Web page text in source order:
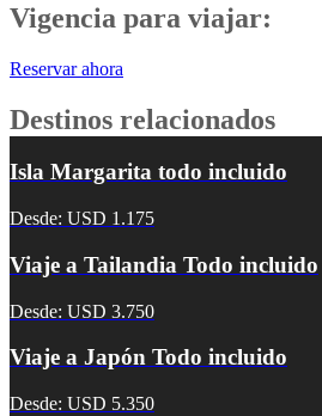
Vigencia para viajar:
Reservar ahora
Destinos relacionados
Isla Margarita todo incluido
Desde: USD 1.175
Viaje a Tailandia Todo incluido
Desde: USD 3.750
Viaje a Japón Todo incluido
Desde: USD 5.350